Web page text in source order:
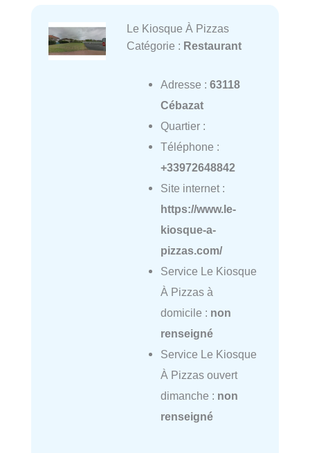
Le Kiosque À Pizzas
Catégorie : Restaurant
Adresse : 63118
Cébazat
Quartier :
Téléphone :
+33972648842
Site internet :
https://www.le-
kiosque-a-
pizzas.com/
Service Le Kiosque
À Pizzas à
domicile : non
renseigné
Service Le Kiosque
À Pizzas ouvert
dimanche : non
renseigné